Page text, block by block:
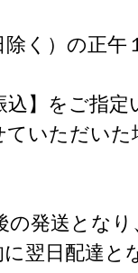
く）の正午
】をご指定
ていただいた
発送となり
翌日配達と